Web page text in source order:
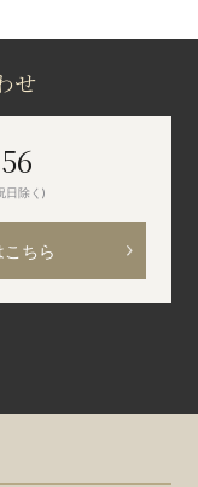
せ
日除く)
ちら